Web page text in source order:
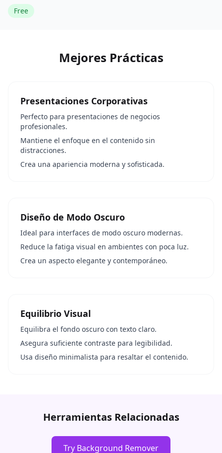
Free
Mejores Prácticas
Presentaciones Corporativas
Perfecto para presentaciones de negocios
profesionales.
Mantiene el enfoque en el contenido sin
distracciones.
Crea una apariencia moderna y sofisticada.
Diseño de Modo Oscuro
Ideal para interfaces de modo oscuro modernas.
Reduce la fatiga visual en ambientes con poca luz.
Crea un aspecto elegante y contemporáneo.
Equilibrio Visual
Equilibra el fondo oscuro con texto claro.
Asegura suficiente contraste para legibilidad.
Usa diseño minimalista para resaltar el contenido.
Herramientas Relacionadas
Try Background Remover